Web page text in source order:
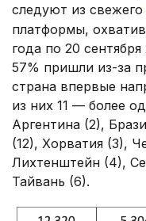
следуют из свежего
платформы,
года по 20
57% пришли из-за
страна впервые
из них 11 — более
Аргентина (2),
(12), Хорватия (3),
Лихтенштейн (4),
Тайвань (6).